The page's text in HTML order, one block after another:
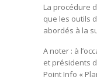
La procédure
que les outils
abordés à la
A noter : à
et présidents
Point Info «